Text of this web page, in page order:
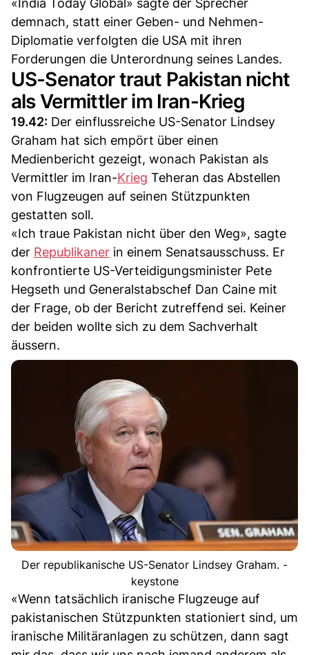
«India Today Global» sagte der Sprecher
demnach, statt einer Geben- und Nehmen-
Diplomatie verfolgten die USA mit ihren
Forderungen die Unterordnung seines Landes.
US-Senator traut Pakistan nicht
als Vermittler im Iran-Krieg
19.42: Der einflussreiche US-Senator Lindsey
Graham hat sich empört über einen
Medienbericht gezeigt, wonach Pakistan als
Vermittler im Iran-Krieg Teheran das Abstellen
von Flugzeugen auf seinen Stützpunkten
gestatten soll.
«Ich traue Pakistan nicht über den Weg», sagte
der Republikaner in einem Senatsausschuss. Er
konfrontierte US-Verteidigungsminister Pete
Hegseth und Generalstabschef Dan Caine mit
der Frage, ob der Bericht zutreffend sei. Keiner
der beiden wollte sich zu dem Sachverhalt
äussern.
Der republikanische US-Senator Lindsey Graham. -
keystone
«Wenn tatsächlich iranische Flugzeuge auf
pakistanischen Stützpunkten stationiert sind, um
iranische Militäranlagen zu schützen, dann sagt